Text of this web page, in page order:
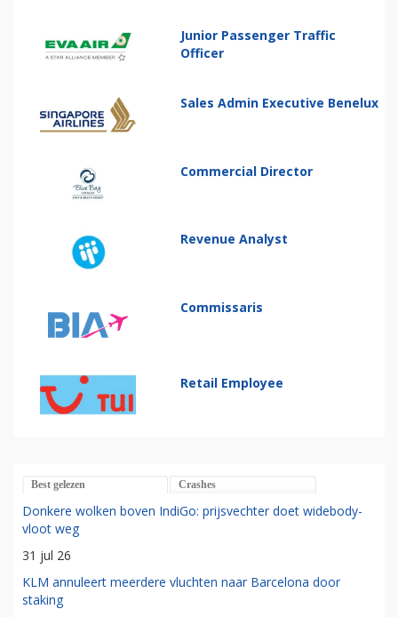
Junior Passenger Traffic
Officer
Sales Admin Executive Benelux
Commercial Director
Revenue Analyst
Commissaris
Retail Employee
Best gelezen Crashes
Donkere wolken boven IndiGo: prijsvechter doet widebody-
vloot weg
31 jul 26
KLM annuleert meerdere vluchten naar Barcelona door
staking